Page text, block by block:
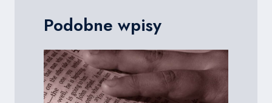
Podobne wpisy